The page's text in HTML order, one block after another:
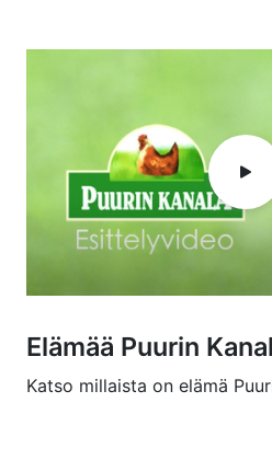
Elämää Puurin
Katso millaista on elämä